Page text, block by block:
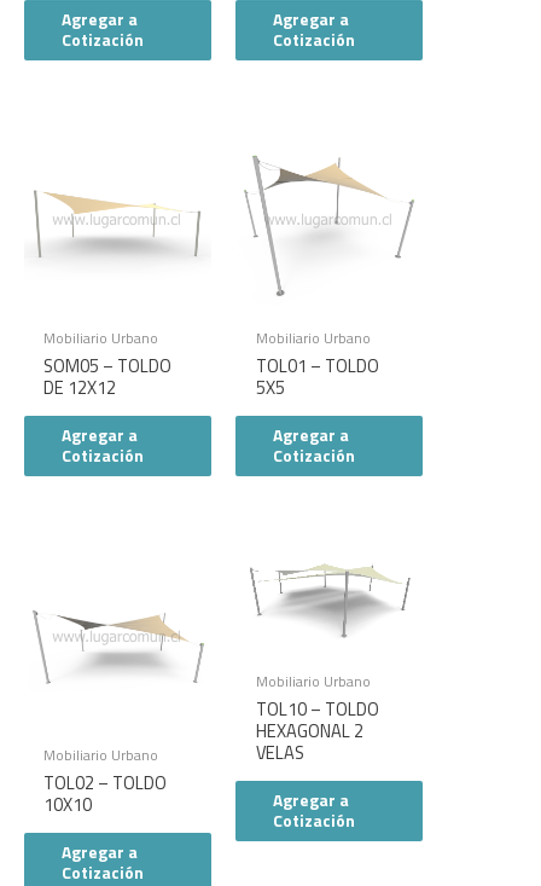
Agregar a
Cotización
Agregar a
Cotización
Mobiliario Urbano
SOM05 – TOLDO
DE 12X12
Agregar a
Cotización
Mobiliario Urbano
TOL01 – TOLDO
5X5
Agregar a
Cotización
Mobiliario Urbano
TOL02 – TOLDO
10X10
Agregar a
Cotización
Mobiliario Urbano
TOL10 – TOLDO
HEXAGONAL 2
VELAS
Agregar a
Cotización